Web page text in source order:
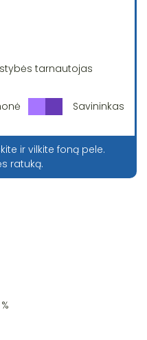
tarnautojas
Savininkas
ir vilkite foną pele.
ratuką.